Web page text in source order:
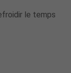
le temps